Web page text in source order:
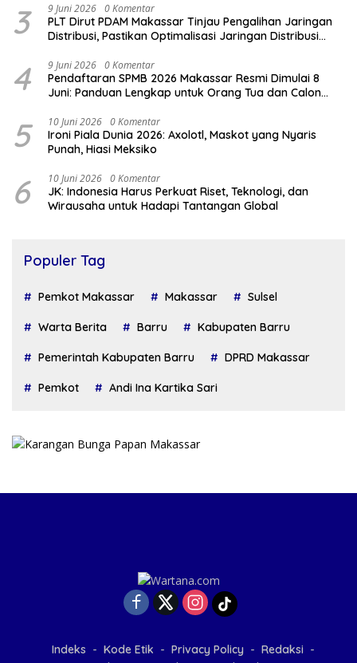
3 9 Juni 2026 0 Komentar
PLT Dirut PDAM Makassar Tinjau Pengalihan Jaringan
Distribusi, Pastikan Optimalisasi Jaringan Distribusi
4 9 Juni 2026 0 Komentar
Pendaftaran SPMB 2026 Makassar Resmi Dimulai 8
Juni: Panduan Lengkap untuk Orang Tua dan Calon
5 10 Juni 2026 0 Komentar
Ironi Piala Dunia 2026: Axolotl, Maskot yang Nyaris
Punah, Hiasi Meksiko
6 10 Juni 2026 0 Komentar
JK: Indonesia Harus Perkuat Riset, Teknologi, dan
Wirausaha untuk Hadapi Tantangan Global
Populer Tag
Pemkot Makassar Makassar Sulsel
Warta Berita Barru Kabupaten Barru
Pemerintah Kabupaten Barru DPRD Makassar
Pemkot Andi Ina Kartika Sari
Indeks Kode Etik Privacy Policy
Redaksi